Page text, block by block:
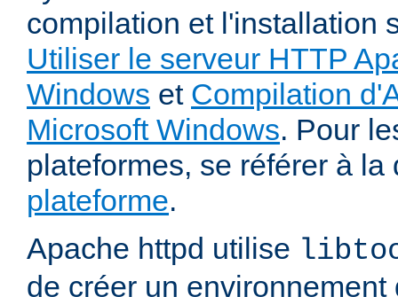
compilation et l'installation
Utiliser le serveur HTTP
Windows et Compilation
Microsoft Windows. Pour
plateformes, se référer à
plateforme.
Apache httpd utilise
de créer un environnement